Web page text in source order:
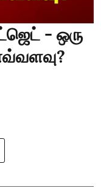
- ஒரு